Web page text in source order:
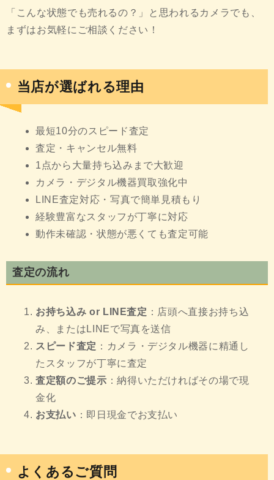
「こんな状態でも売れるの？」と思われるカメラでも、
まずはお気軽にご相談ください！
当店が選ばれる理由
最短10分のスピード査定
査定・キャンセル無料
1点から大量持ち込みまで大歓迎
カメラ・デジタル機器買取強化中
LINE査定対応・写真で簡単見積もり
経験豊富なスタッフが丁寧に対応
動作未確認・状態が悪くても査定可能
査定の流れ
お持ち込み or LINE査定 ：店頭へ直接お持ち込
み、またはLINEで写真を送信
スピード査定 ：カメラ・デジタル機器に精通し
たスタッフが丁寧に査定
査定額のご提示 ：納得いただければその場で現
金化
お支払い ：即日現金でお支払い
よくあるご質問